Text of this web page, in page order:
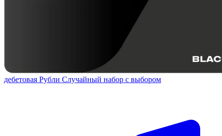
дебетовая Рубли Случайный набор с выбором